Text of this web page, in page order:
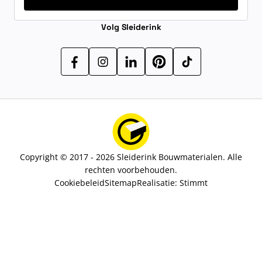
Volg Sleiderink
Copyright © 2017 - 2026 Sleiderink Bouwmaterialen. Alle
rechten voorbehouden.
CookiebeleidSitemapRealisatie: Stimmt